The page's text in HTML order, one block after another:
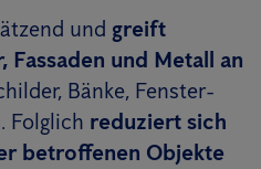
und greift
Fassaden und Metall an
Bänke, Fenster-
Folglich reduziert sich
betroffenen Objekte